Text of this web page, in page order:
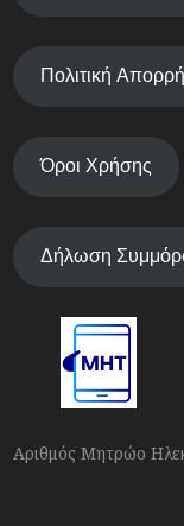
Πολιτική
Όροι Χρήσης
Δήλωση
Αριθμός Μητρώο